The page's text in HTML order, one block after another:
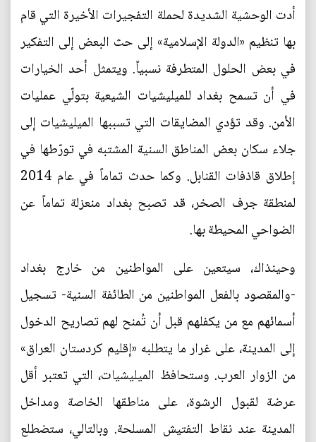
أدت الوحشية الشديدة لحملة التفجيرات الأخيرة التي قام
بها تنظيم «الدولة الإسلامية» إلى حث البعض إلى التفكير
في بعض الحلول المتطرفة نسبياً. ويتمثل أحد الخيارات
في أن تسمح بغداد للميليشيات الشيعية بتولّي عمليات
الأمن. وقد تؤدي المضايقات التي تسببها الميليشيات إلى
جلاء سكان بعض المناطق السنية المشتبه في تورّطها في
إطلاق قاذفات القنابل. وكما حدث تماماً في عام 2014
لمنطقة جرف الصخر، قد تصبح بغداد منعزلة تماماً عن
الضواحي المحيطة بها.
وحينذاك، سيتعين على المواطنين من خارج بغداد
-والمقصود بالفعل المواطنين من الطائفة السنية- تسجيل
أسمائهم مع من يكفلهم قبل أن تُمنح لهم تصاريح الدخول
إلى المدينة، على غرار ما يتطلبه «إقليم كردستان العراق»
من الزوار العرب. وستحافظ الميليشيات، التي تعتبر أقل
عرضة لقبول الرشوة، على مناطقها الخاصة ومداخل
المدينة عند نقاط التفتيش المسلحة. وبالتالي، ستضطلع